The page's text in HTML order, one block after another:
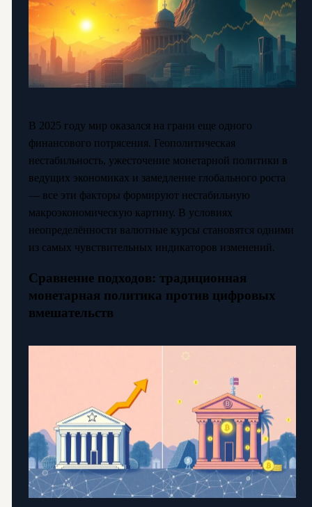
В 2025 году мир оказался на грани еще одного
финансового потрясения. Геополитическая
нестабильность, ужесточение монетарной политики в
ведущих экономиках и замедление глобального роста
— все эти факторы формируют нестабильную
макроэкономическую картину. В условиях
неопределённости валютные курсы становятся одними
из самых чувствительных индикаторов изменений.
Сравнение подходов: традиционная
монетарная политика против цифровых
вмешательств